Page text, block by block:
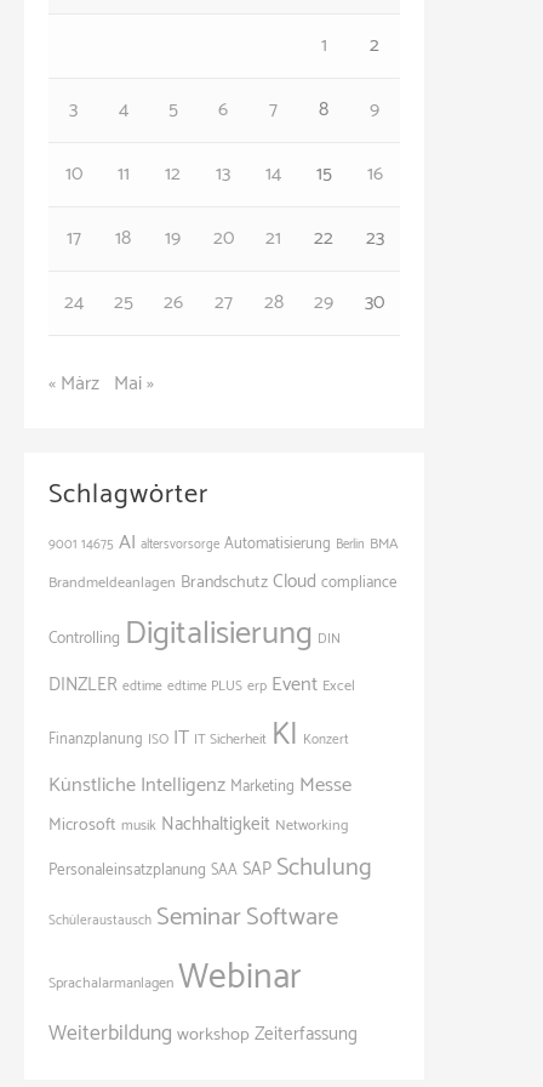
1
2
3
4 5 6 7 8
9
10
11 12 13 14 15
16
17
18 19 20 21 22
23
24
25 26 27 28 29 30
« März Mai »
Schlagwörter
9001 14675 AI altersvorsorge Automatisierung Berlin BMA
Brandmeldeanlagen BrandschutzCloud compliance
Controlling Digitalisierung DIN
DINZLER edtime edtime PLUS erp Event Excel
Finanzplanung ISO IT IT Sicherheit KI Konzert
Künstliche Intelligenz Marketing Messe
Microsoft musik Nachhaltigkeit Networking
Personaleinsatzplanung SAASAP Schulung
Schüleraustausch SeminarSoftware
Sprachalarmanlagen Webinar
Weiterbildung workshop Zeiterfassung